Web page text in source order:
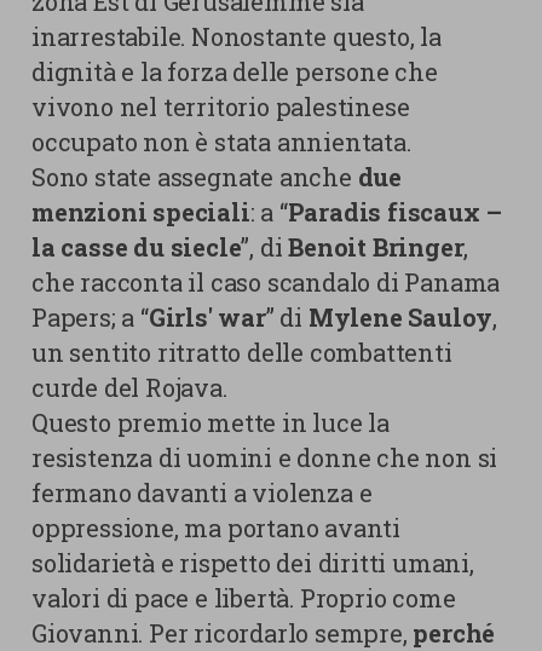
inarrestabile. Nonostante questo, la
dignità e la forza delle persone che
vivono nel territorio palestinese
occupato non è stata annientata.
Sono state assegnate anche due
menzioni speciali: a “Paradis fiscaux –
la casse du siecle”, diBenoit Bringer,
che racconta il caso scandalo di Panama
Papers; a “Girls' war” di Mylene Sauloy,
un sentito ritratto delle combattenti
curde del Rojava.
Questo premio mette in luce la
resistenza di uomini e donne che non si
fermano davanti a violenza e
oppressione, ma portano avanti
solidarietà e rispetto dei diritti umani,
valori di pace e libertà. Proprio come
Giovanni. Per ricordarlo sempre, perché